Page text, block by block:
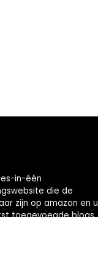
in-één
die de
zijn op amazon en u
toegevoegde blogs.